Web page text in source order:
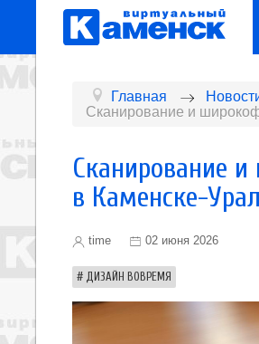
Главная
Сканирование и
Сканирование
в Каменске-
time 02 июня 2026
ДИЗАЙН ВОВРЕМЯ